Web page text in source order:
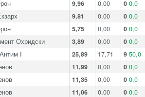
9,96 0,00 0 0,0
9,81 0,00 0 0,0
5,75 0,00 0 0,0
Охридски 3,89 0,00 0 0,0
І 25,89 17,71 9 50,0
11,99 0,00 0 0,0
11,35 0,00 0 0,0
11,06 0,00 0 0,0